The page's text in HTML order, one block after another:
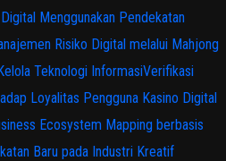
Menggunakan Pendekatan
Risiko Digital melalui Mahjong
Teknologi InformasiVerifikasi
Loyalitas Pengguna Kasino Digital
Ecosystem Mapping berbasis
Baru pada Industri Kreatif